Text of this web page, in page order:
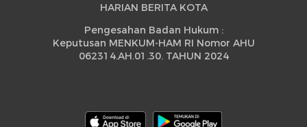
HARIAN BERITA KOTA
Pengesahan Badan Hukum :
Keputusan MENKUM-HAM RI Nomor AHU
062314.AH.01.30. TAHUN 2024